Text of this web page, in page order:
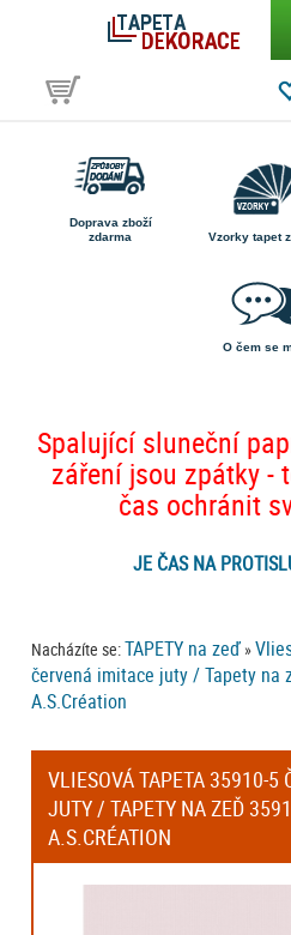
Doprava zboží
zdarma
Vzorky tapet
O čem se
Spalující sluneční
záření jsou zpátky -
čas ochránit
JE ČAS NA
Nacházíte se:TAPETY na zeď »
červená imitace juty / Tapety na
A.S.Création
VLIESOVÁ TAPETA 35910-5
JUTY / TAPETY NA ZEĎ
A.S.CRÉATION